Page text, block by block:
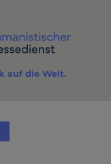
auf die Welt.